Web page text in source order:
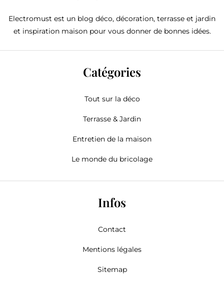
Electromust est un blog déco, décoration, terrasse et jardin
et inspiration maison pour vous donner de bonnes idées.
Catégories
Tout sur la déco
Terrasse & Jardin
Entretien de la maison
Le monde du bricolage
Infos
Contact
Mentions légales
Sitemap